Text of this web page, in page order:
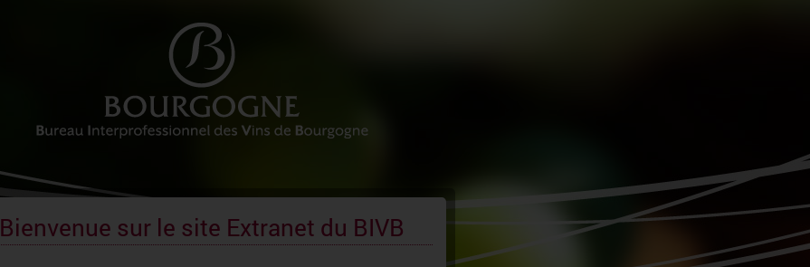
Bienvenue sur le site Extranet du BIVB